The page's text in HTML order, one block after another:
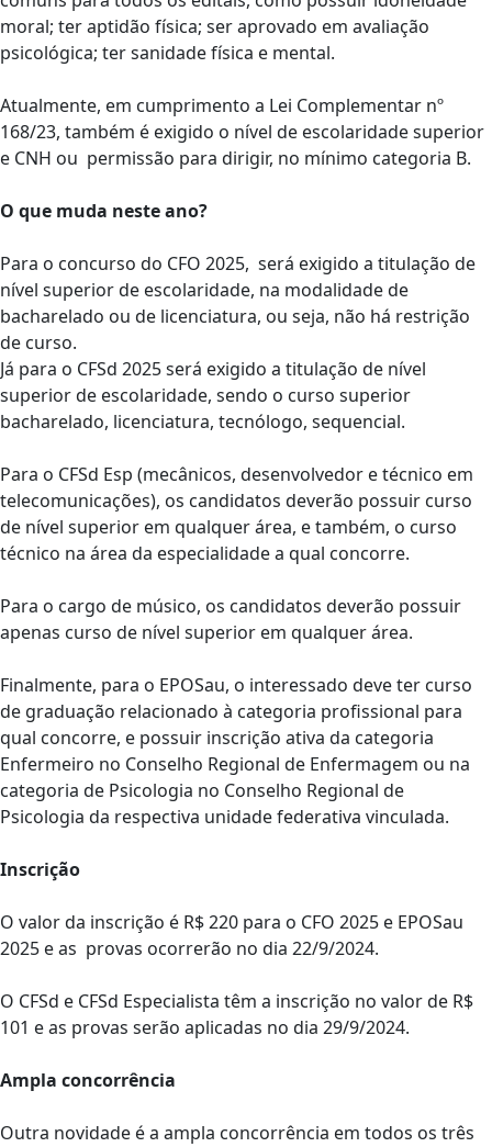
moral; ter aptidão física; ser aprovado em avaliação
psicológica; ter sanidade física e mental.
Atualmente, em cumprimento a Lei Complementar nº
168/23, também é exigido o nível de escolaridade superior
e CNH ou permissão para dirigir, no mínimo categoria B.
O que muda neste ano?
Para o concurso do CFO 2025, será exigido a titulação de
nível superior de escolaridade, na modalidade de
bacharelado ou de licenciatura, ou seja, não há restrição
de curso.
Já para o CFSd 2025 será exigido a titulação de nível
superior de escolaridade, sendo o curso superior
bacharelado, licenciatura, tecnólogo, sequencial.
Para o CFSd Esp (mecânicos, desenvolvedor e técnico em
telecomunicações), os candidatos deverão possuir curso
de nível superior em qualquer área, e também, o curso
técnico na área da especialidade a qual concorre.
Para o cargo de músico, os candidatos deverão possuir
apenas curso de nível superior em qualquer área.
Finalmente, para o EPOSau, o interessado deve ter curso
de graduação relacionado à categoria profissional para
qual concorre, e possuir inscrição ativa da categoria
Enfermeiro no Conselho Regional de Enfermagem ou na
categoria de Psicologia no Conselho Regional de
Psicologia da respectiva unidade federativa vinculada.
Inscrição
O valor da inscrição é R$ 220 para o CFO 2025 e EPOSau
2025 e as provas ocorrerão no dia 22/9/2024.
O CFSd e CFSd Especialista têm a inscrição no valor de R$
101 e as provas serão aplicadas no dia 29/9/2024.
Ampla concorrência
Outra novidade é a ampla concorrência em todos os três